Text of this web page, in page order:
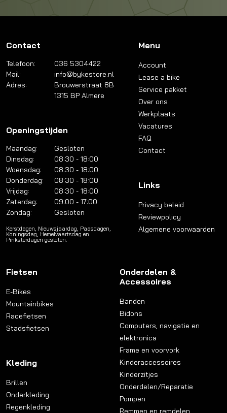
Contact
Telefoon:
036 5304422
Mail:
info@bykestore.nl
Adres:
Brouwerstraat 8B
1315 BP Almere
Openingstijden
Maandag:
Gesloten
Dinsdag:
08:30 - 18:00
Woensdag:
08:30 - 18:00
Donderdag:
08:30 - 18:00
Vrijdag:
08:30 - 18:00
Zaterdag:
09:00 - 17:00
Zondag:
Gesloten
Kerstdagen, Nieuwsjaardag, Paasdagen,
Koningsdag, Hemelvaartsdag en
Pinksterdagen gesloten.
Menu
Account
Lease a bike
Service pakket
Over ons
Werkplaats
Vacatures
FAQ
Contact
Links
Privacy beleid
Reviewpolicy
Algemene voorwaarden
Fietsen
E-Bikes
Mountainbikes
Racefietsen
Stadsfietsen
Kleding
Brillen
Onderkleding
Regenkleding
Onderdelen &
Accessoires
Banden
Bidons
Computers, navigatie en
elektronica
Frame en voorvork
Kinderaccessoires
Kinderzitjes
Onderdelen/Reparatie
Pompen
Remmen en remdelen